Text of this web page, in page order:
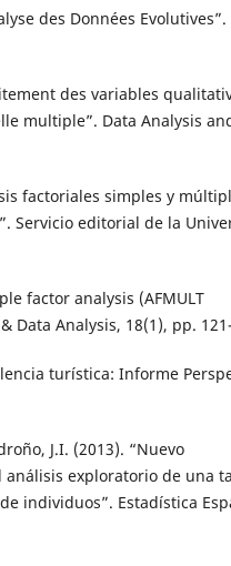
des Données Evolutives”.
des variables
multiple”. Data Analysis
factoriales simples y
Servicio editorial de la
factor analysis (AFMULT
Data Analysis, 18(1), pp.
turística: Informe
J.I. (2013). “Nuevo
exploratorio de una
individuos”. Estadística